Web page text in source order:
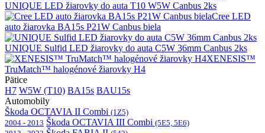
UNIQUE LED žiarovky do auta T10 W5W Canbus 2ks
Cree LED
auto žiarovka BA15s P21W Canbus biela
UNIQUE Sulfid LED žiarovky do auta C5W 36mm Canbus 2ks
XENESIS™
TruMatch™ halogénové žiarovky H4
Pätice
H7 W5W (T10) BA15s BAU15s
Automobily
Škoda OCTAVIA II Combi (1Z5)
2004 - 2013 Škoda OCTAVIA III Combi (5E5, 5E6)